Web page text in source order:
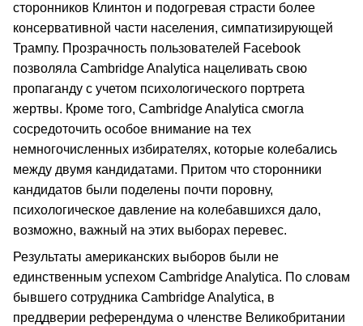
сторонников Клинтон и подогревая страсти более
консервативной части населения, симпатизирующей
Трампу. Прозрачность пользователей Facebook
позволяла Cambridge Analytica нацеливать свою
пропаганду с учетом психологического портрета
жертвы. Кроме того, Cambridge Analytica смогла
сосредоточить особое внимание на тех
немногочисленных избирателях, которые колебались
между двумя кандидатами. Притом что сторонники
кандидатов были поделены почти поровну,
психологическое давление на колебавшихся дало,
возможно, важный на этих выборах перевес.
Результаты американских выборов были не
единственным успехом Cambridge Analytica. По словам
бывшего сотрудника Cambridge Analytica, в
преддверии референдума о членстве Великобритании